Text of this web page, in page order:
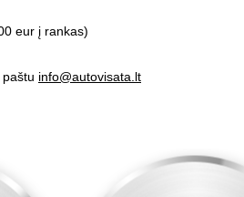
eur į rankas)
info@autovisata.lt